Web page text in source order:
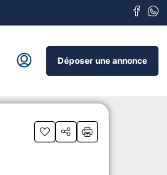
Déposer une annonce